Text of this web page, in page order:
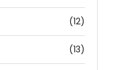
(12)
(13)